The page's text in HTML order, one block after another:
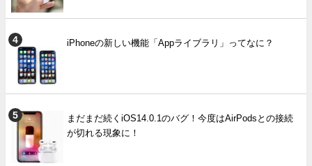
iPhoneの新しい機能「Appライブラリ」ってなに？
まだまだ続くiOS14.0.1のバグ！今度はAirPodsとの接続
が切れる現象に！